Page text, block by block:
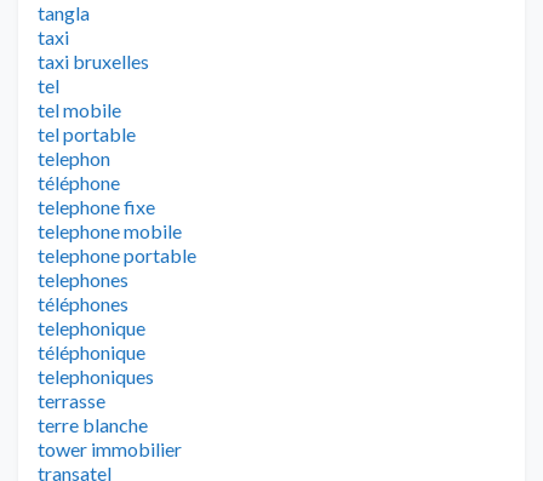
tangla
taxi
taxi bruxelles
tel
tel mobile
tel portable
telephon
téléphone
telephone fixe
telephone mobile
telephone portable
telephones
téléphones
telephonique
téléphonique
telephoniques
terrasse
terre blanche
tower immobilier
transatel